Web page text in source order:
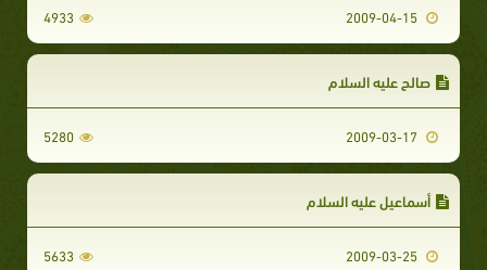
4933
صالح عليه السلام
5280
أسماعيل عليه السلام
5633